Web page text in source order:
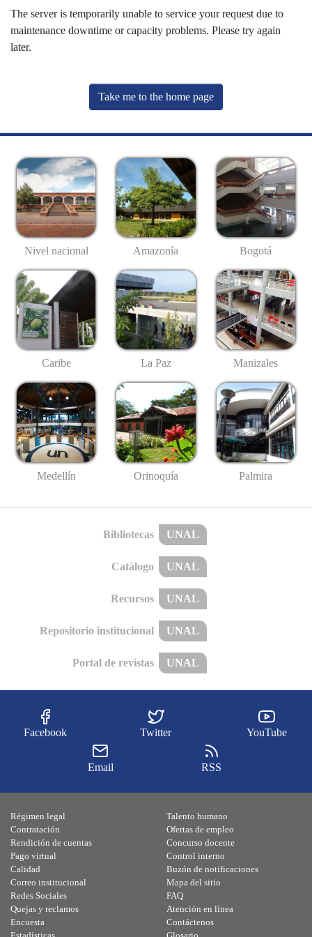
The server is temporarily unable to service your request due to
maintenance downtime or capacity problems. Please try again
later.
Take me to the home page
Nivel nacional Amazonía Bogotá
Caribe La Paz Manizales
Medellín Orinoquía Palmira
Bibliotecas UNAL
Catálogo UNAL
Recursos UNAL
Repositorio institucional UNAL
Portal de revistas UNAL
Facebook Twitter YouTube
Email RSS
Régimen legal
Contratación
Rendición de cuentas
Pago virtual
Calidad
Talento humano
Ofertas de empleo
Concurso docente
Control interno
Buzón de notificaciones
Correo institucional
Redes Sociales
Quejas y reclamos
Encuesta
Mapa del sitio
FAQ
Atención en línea
Contáctenos